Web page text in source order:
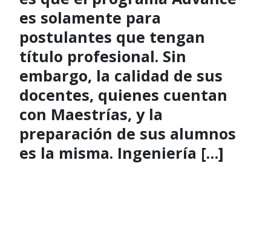
es solamente para
postulantes que tengan
título profesional. Sin
embargo, la calidad de sus
docentes, quienes cuentan
con Maestrías, y la
preparación de sus alumnos
es la misma. Ingeniería […]